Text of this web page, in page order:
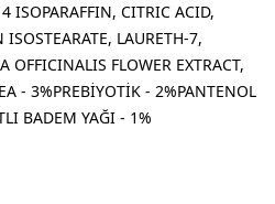
ISOPARAFFIN, CITRIC ACID,
LAURETH-7,
OFFICINALIS FLOWER EXTRACT,
- 3%PREBİYOTİK - 2%PANTENOL
BADEM YAĞI - 1%